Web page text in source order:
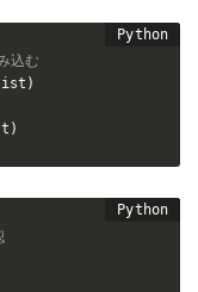
込む
)
)